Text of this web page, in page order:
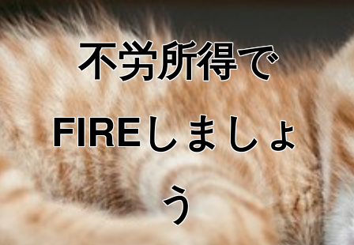
不労所得で
FIREしましょ
う